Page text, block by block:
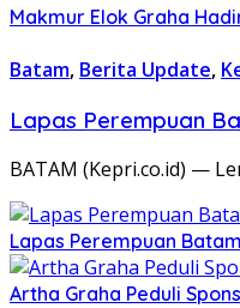
Makmur Elok Graha
Batam, Berita Update,
Lapas Perempuan
BATAM (Kepri.co.id) —
Lapas Perempuan
Artha Graha Peduli